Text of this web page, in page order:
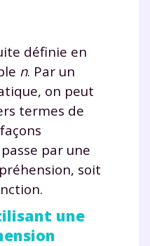
définie en
n. Par un
on peut
termes de
par une
soit
une